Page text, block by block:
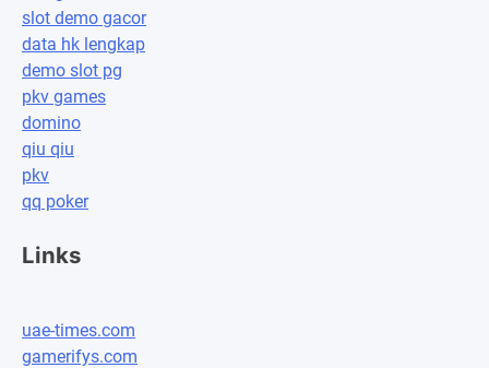
slot demo gacor
data hk lengkap
demo slot pg
pkv games
domino
qiu qiu
pkv
qq poker
Links
uae-times.com
gamerifys.com